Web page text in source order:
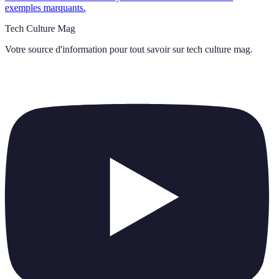
exemples marquants.
Tech Culture Mag
Votre source d'information pour tout savoir sur tech culture mag.